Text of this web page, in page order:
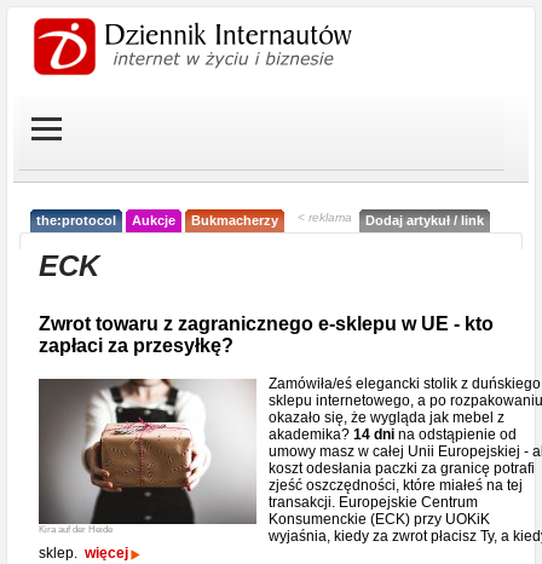
the:protocol Aukcje Bukmacherzy < reklama Dodaj artykuł / link
ECK
Zwrot towaru z zagranicznego e-sklepu w UE - kto
zapłaci za przesyłkę?
Kira auf der Heide
Zamówiła/eś elegancki stolik z duńskiego
sklepu internetowego, a po rozpakowaniu
okazało się, że wygląda jak mebel z
akademika? 14 dni na odstąpienie od
umowy masz w całej Unii Europejskiej -
koszt odesłania paczki za granicę potrafi
zjeść oszczędności, które miałeś na tej
transakcji. Europejskie Centrum
Konsumenckie (ECK) przy UOKiK
wyjaśnia, kiedy za zwrot płacisz Ty, a
sklep. więcej